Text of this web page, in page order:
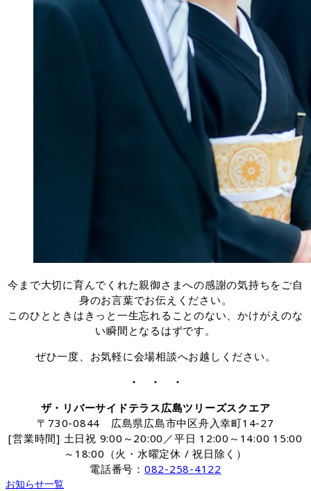
今まで大切に育んでくれた親御さまへの感謝の気持ちをご自
身のお言葉でお伝えください。
このひとときはきっと一生忘れることのない、かけがえのな
い瞬間となるはずです。
ぜひ一度、お気軽に会場相談へお越しください。
・ ・ ・
ザ・リバーサイドテラス広島ツリーズスクエア
〒730-0844 広島県広島市中区舟入幸町14-27
[営業時間] 土日祝 9:00～20:00／平日 12:00～14:00 15:00
～18:00（火・水曜定休 / 祝日除く）
電話番号： 082-258-4122
お知らせ一覧